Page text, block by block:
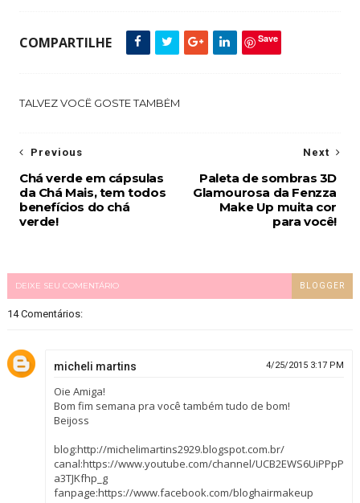
COMPARTILHE Save
TALVEZ VOCÊ GOSTE TAMBÉM
Next
Paleta de sombras 3D
Glamourosa da Fenzza
Make Up muita cor
para você!
Previous
Chá verde em cápsulas
da Chá Mais, tem todos
benefícios do chá
verde!
DEIXE SEU COMENTÁRIO BLOGGER
14 Comentários:
micheli martins 4/25/2015 3:17 PM
Oie Amiga!
Bom fim semana pra você também tudo de bom!
Beijoss
blog:http://michelimartins2929.blogspot.com.br/
canal:https://www.youtube.com/channel/UCB2EWS6UiPPpP
a3TJKfhp_g
fanpage:https://www.facebook.com/bloghairmakeup